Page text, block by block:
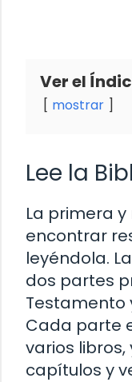
Ver el
mostrar
Lee la
La primera
encontrar
leyéndola.
dos partes
Testamento
Cada parte
varios
capítulos y